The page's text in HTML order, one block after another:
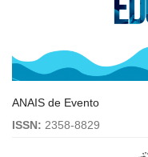
ANAIS de Evento
ISSN: 2358-8829